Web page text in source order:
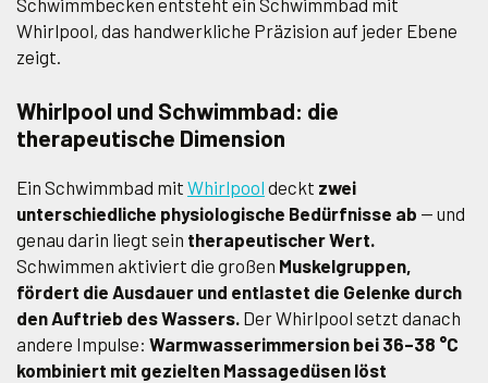
Whirlpool, das handwerkliche Präzision auf jeder Ebene
zeigt.
Whirlpool und Schwimmbad: die
therapeutische Dimension
Ein Schwimmbad mit Whirlpool deckt zwei
unterschiedliche physiologische Bedürfnisse ab — und
genau darin liegt sein therapeutischer Wert.
Schwimmen aktiviert die großen Muskelgruppen,
fördert die Ausdauer und entlastet die Gelenke durch
den Auftrieb des Wassers. Der Whirlpool setzt danach
andere Impulse: Warmwasserimmersion bei 36–38 °C
kombiniert mit gezielten Massagedüsen löst